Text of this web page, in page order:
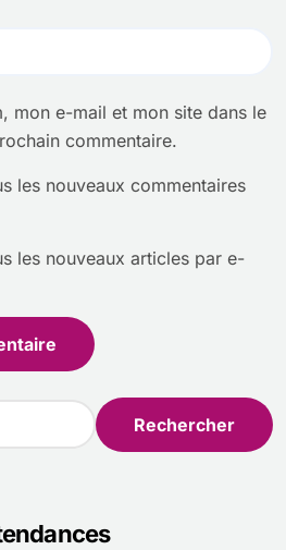
mon e-mail et mon site dans le
commentaire.
les nouveaux commentaires
les nouveaux articles par e-